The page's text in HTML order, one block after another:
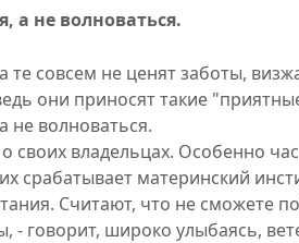
а не волноваться.
совсем не ценят заботы,
они приносят такие
не волноваться.
своих владельцах. Особенно
срабатывает материнский
Считают, что не сможете
- говорит, широко улыбаясь,